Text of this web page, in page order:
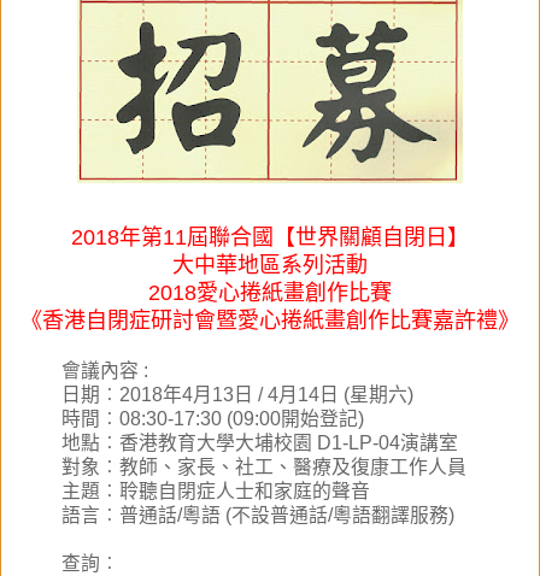
2018年第11屆聯合國【世界關顧自閉日】
大中華地區系列活動
2018愛心捲紙畫創作比賽
《香港自閉症研討會暨愛心捲紙畫創作比賽嘉許禮》
會議內容 :
日期 ︰ 2018年4月13日 /4月14日 (星期六)
時間 ︰08:30-17:30 (09:00開始登記)
地點 ︰ 香港教育大學大埔校園 D1-LP-04演講室
對象 ︰ 教師、家長、社工、醫療及復康工作人員
主題 ︰ 聆聽自閉症人士和家庭的聲音
語言 ︰ 普通話/粵語 (不設普通話/粵語翻譯服務)
查詢 ︰